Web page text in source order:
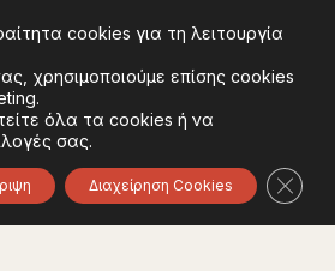
Facebook
cookies για τη λειτουργία
χρησιμοποιούμε επίσης cookies
όλα τα cookies ή να
σας.
Διαχείρηση Cookies